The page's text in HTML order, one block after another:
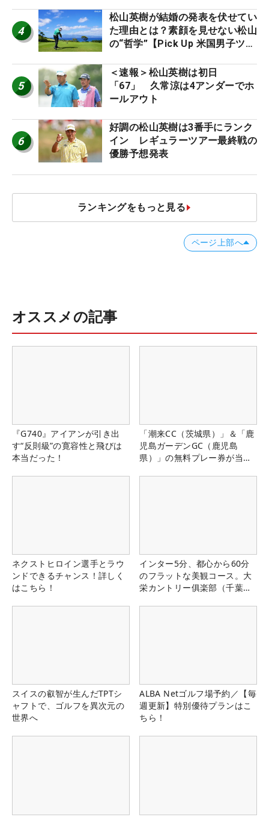
4
松山英樹が結婚の発表を伏せてい
た理由とは？素顔を見せない松山
の“哲学”【Pick Up 米国男子ツア
5
＜速報＞松山英樹は初日
「67」 久常涼は4アンダーでホ
ールアウト
6
好調の松山英樹は3番手にランク
イン レギュラーツアー最終戦の
優勝予想発表
ランキングをもっと見る
ページ上部へ
オススメの記事
『G740』アイアンが引き出
す“反則級”の寛容性と飛びは
本当だった！
「潮来CC（茨城県）」＆「鹿
児島ガーデンGC（鹿児島
県）」の無料プレー券が当た
ネクストヒロイン選手とラウ
ンドできるチャンス！詳しく
はこちら！
インター5分、都心から60分
のフラットな美観コース。大
栄カントリー俱楽部（千葉
スイスの叡智が生んだTPTシ
ャフトで、ゴルフを異次元の
世界へ
ALBA Netゴルフ場予約／【毎
週更新】特別優待プランはこ
ちら！